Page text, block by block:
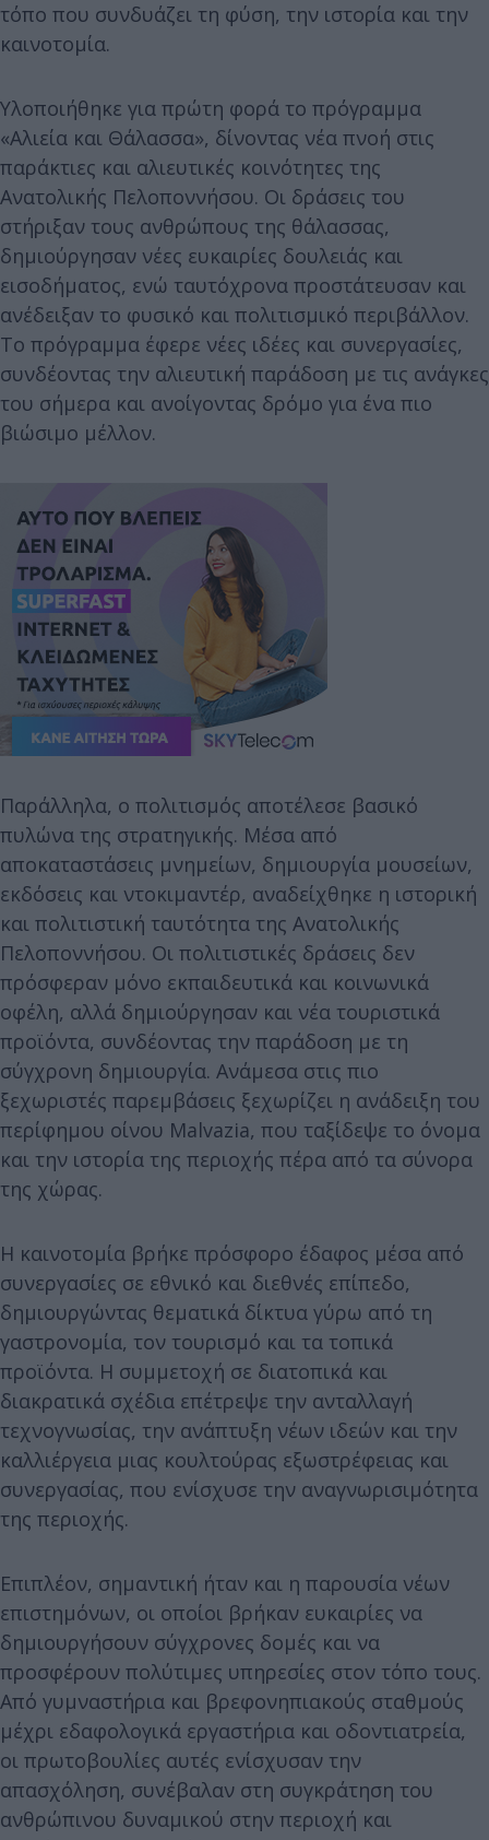
τόπο που συνδυάζει τη φύση, την ιστορία και την
καινοτομία.
Υλοποιήθηκε για πρώτη φορά το πρόγραμμα
«Αλιεία και Θάλασσα», δίνοντας νέα πνοή στις
παράκτιες και αλιευτικές κοινότητες της
Ανατολικής Πελοποννήσου. Οι δράσεις του
στήριξαν τους ανθρώπους της θάλασσας,
δημιούργησαν νέες ευκαιρίες δουλειάς και
εισοδήματος, ενώ ταυτόχρονα προστάτευσαν και
ανέδειξαν το φυσικό και πολιτισμικό περιβάλλον.
Το πρόγραμμα έφερε νέες ιδέες και συνεργασίες,
συνδέοντας την αλιευτική παράδοση με τις ανάγκες
του σήμερα και ανοίγοντας δρόμο για ένα πιο
βιώσιμο μέλλον.
Παράλληλα, ο πολιτισμός αποτέλεσε βασικό
πυλώνα της στρατηγικής. Μέσα από
αποκαταστάσεις μνημείων, δημιουργία μουσείων,
εκδόσεις και ντοκιμαντέρ, αναδείχθηκε η ιστορική
και πολιτιστική ταυτότητα της Ανατολικής
Πελοποννήσου. Οι πολιτιστικές δράσεις δεν
πρόσφεραν μόνο εκπαιδευτικά και κοινωνικά
οφέλη, αλλά δημιούργησαν και νέα τουριστικά
προϊόντα, συνδέοντας την παράδοση με τη
σύγχρονη δημιουργία. Ανάμεσα στις πιο
ξεχωριστές παρεμβάσεις ξεχωρίζει η ανάδειξη του
περίφημου οίνου Malvazia, που ταξίδεψε το όνομα
και την ιστορία της περιοχής πέρα από τα σύνορα
της χώρας.
Η καινοτομία βρήκε πρόσφορο έδαφος μέσα από
συνεργασίες σε εθνικό και διεθνές επίπεδο,
δημιουργώντας θεματικά δίκτυα γύρω από τη
γαστρονομία, τον τουρισμό και τα τοπικά
προϊόντα. Η συμμετοχή σε διατοπικά και
διακρατικά σχέδια επέτρεψε την ανταλλαγή
τεχνογνωσίας, την ανάπτυξη νέων ιδεών και την
καλλιέργεια μιας κουλτούρας εξωστρέφειας και
συνεργασίας, που ενίσχυσε την αναγνωρισιμότητα
της περιοχής.
Επιπλέον, σημαντική ήταν και η παρουσία νέων
επιστημόνων, οι οποίοι βρήκαν ευκαιρίες να
δημιουργήσουν σύγχρονες δομές και να
προσφέρουν πολύτιμες υπηρεσίες στον τόπο τους.
Από γυμναστήρια και βρεφονηπιακούς σταθμούς
μέχρι εδαφολογικά εργαστήρια και οδοντιατρεία,
οι πρωτοβουλίες αυτές ενίσχυσαν την
απασχόληση, συνέβαλαν στη συγκράτηση του
ανθρώπινου δυναμικού στην περιοχή και